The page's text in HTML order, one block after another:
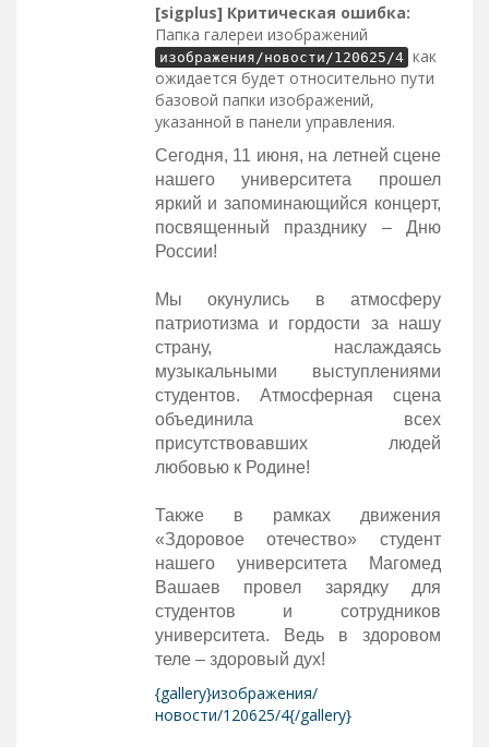
[sigplus] Критическая ошибка:
Папка галереи изображений
изображения/новости/120625/4 как
ожидается будет относительно пути
базовой папки изображений,
указанной в панели управления.
Сегодня, 11 июня, на летней сцене
нашего университета прошел
яркий и запоминающийся концерт,
посвященный празднику – Дню
России!
Мы окунулись в атмосферу
патриотизма и гордости за нашу
страну, наслаждаясь
музыкальными выступлениями
студентов. Атмосферная сцена
объединила всех
присутствовавших людей
любовью к Родине!
Также в рамках движения
«Здоровое отечество» студент
нашего университета Магомед
Вашаев провел зарядку для
студентов и сотрудников
университета. Ведь в здоровом
теле – здоровый дух!
{gallery}изображения/
новости/120625/4{/gallery}